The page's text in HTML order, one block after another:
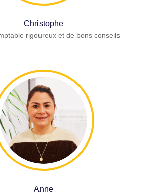
Christophe
rigoureux et de bons conseils
Anne